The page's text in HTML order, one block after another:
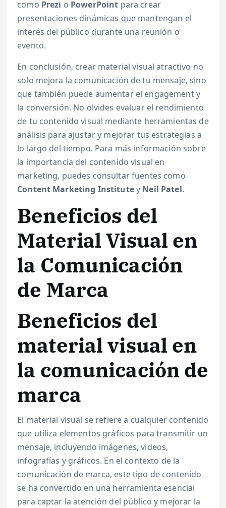
como Prezi o PowerPoint para crear
presentaciones dinámicas que mantengan el
interés del público durante una reunión o
evento.
En conclusión, crear material visual atractivo no
solo mejora la comunicación de tu mensaje, sino
que también puede aumentar el engagement y
la conversión. No olvides evaluar el rendimiento
de tu contenido visual mediante herramientas de
análisis para ajustar y mejorar tus estrategias a
lo largo del tiempo. Para más información sobre
la importancia del contenido visual en
marketing, puedes consultar fuentes como
Content Marketing Institutey Neil Patel.
Beneficios del
Material Visual en
la Comunicación
de Marca
Beneficios del
material visual en
la comunicación de
marca
El material visual se refiere a cualquier contenido
que utiliza elementos gráficos para transmitir un
mensaje, incluyendo imágenes, videos,
infografías y gráficos. En el contexto de la
comunicación de marca, este tipo de contenido
se ha convertido en una herramienta esencial
para captar la atención del público y mejorar la